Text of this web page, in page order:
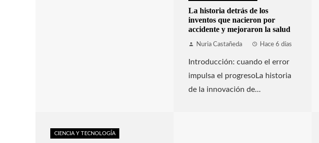
CIENCIA Y TECNOLOGÍA
La historia detrás de los
inventos que nacieron por
accidente y mejoraron la salud
Nuria Castañeda Hace 6 días
Introducción: cuando el error
impulsa el progresoLa historia
de la innovación de...